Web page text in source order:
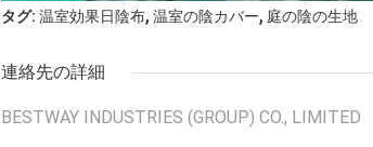
タグ: 温室効果日陰布, 温室の陰カバー, 庭の陰の生地
連絡先の詳細
BESTWAY INDUSTRIES (GROUP) CO., LIMITED